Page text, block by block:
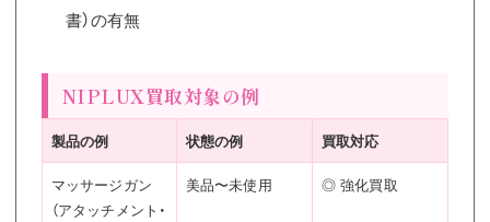
書）の有無
NIPLUX買取対象の例
製品の例 状態の例 買取対応
マッサージガン
（アタッチメント・
美品〜未使用 ◎ 強化買取